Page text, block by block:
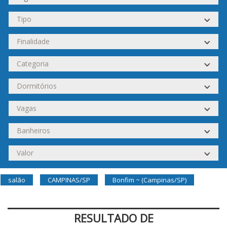
salão CAMPINAS/SP Bonfim ~ (Campinas/SP)
RESULTADO DE